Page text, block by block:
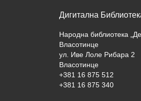
Дигитална
Народна библиотека
Власотинце
ул. Иве Лоле Рибара 2
Власотинце
+381 16 875 512
+381 16 875 340